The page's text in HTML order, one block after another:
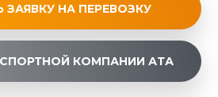
НА ПЕРЕВОЗКУ
КОМПАНИИ АТА